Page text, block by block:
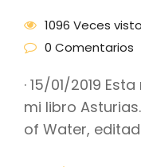
1096 Veces visto
0 Comentarios
· 15/01/2019
mi libro
of Water,